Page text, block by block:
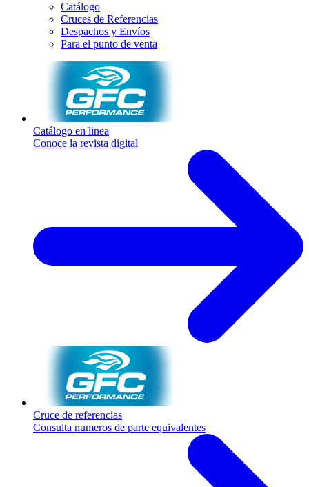
Catálogo
Cruces de Referencias
Despachos y Envíos
Para el punto de venta
Catálogo en linea
Conoce la revista digital
Cruce de referencias
Consulta numeros de parte equivalentes